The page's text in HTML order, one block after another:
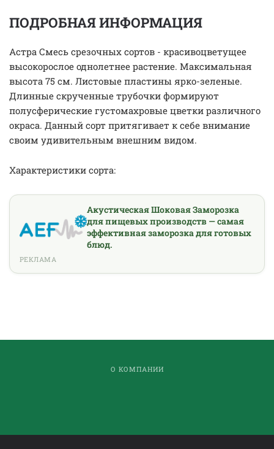
ПОДРОБНАЯ ИНФОРМАЦИЯ
Астра Смесь срезочных сортов - красивоцветущее
высокорослое однолетнее растение. Максимальная
высота 75 см. Листовые пластины ярко-зеленые.
Длинные скрученные трубочки формируют
полусферические густомахровые цветки различного
окраса. Данный сорт притягивает к себе внимание
своим удивительным внешним видом.
Характеристики сорта:
Акустическая Шоковая Заморозка
для пищевых производств — самая
эффективная заморозка для готовых
блюд.
РЕКЛАМА
О КОМПАНИИ